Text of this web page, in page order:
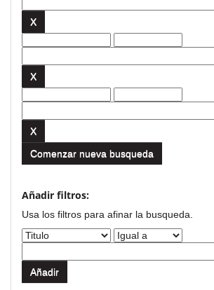
Comenzar nueva busqueda
Añadir filtros:
Usa los filtros para afinar la busqueda.